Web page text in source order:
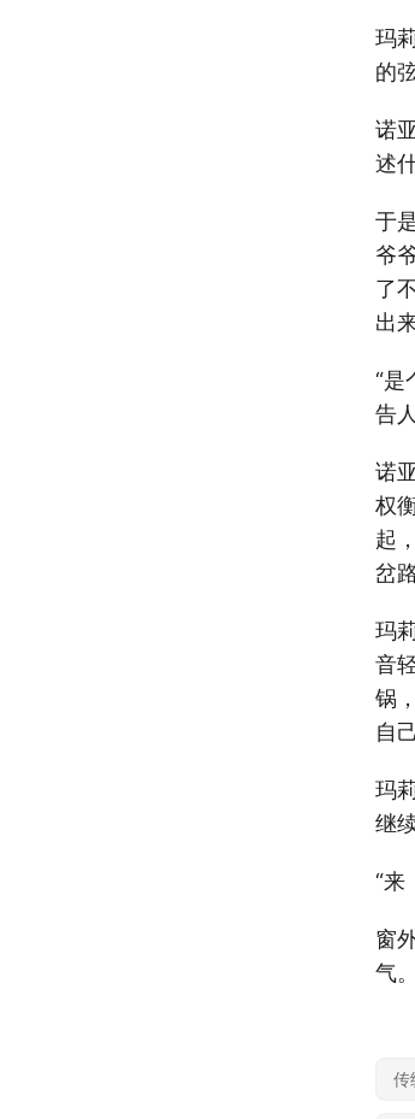
玛
的
诺
述
于
爷
了
出来
“是
告
诺
权
起
岔
玛
音
锅
自
玛
继
“来
窗
气。
传